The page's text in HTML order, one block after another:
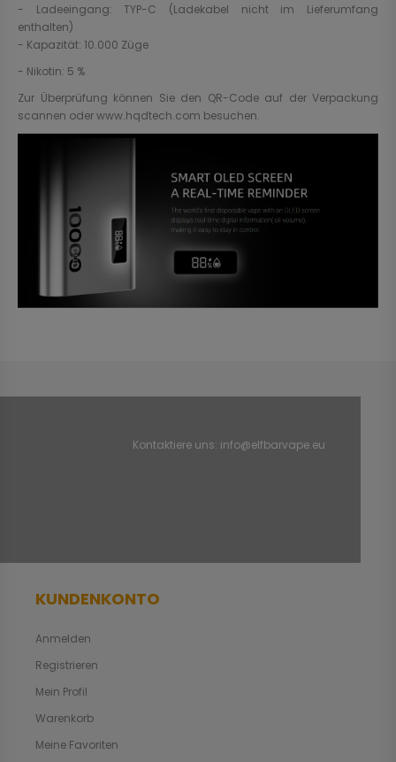
- Ladeeingang: TYP-C (Ladekabel nicht im Lieferumfang
enthalten)
- Kapazität: 10.000 Züge
- Nikotin: 5 %
Zur Überprüfung können Sie den QR-Code auf der Verpackung
scannen oder www.hqdtech.com besuchen.
Kontaktiere uns: info@elfbarvape.eu
KUNDENKONTO
Anmelden
Registrieren
Mein Profil
Warenkorb
Meine Favoriten